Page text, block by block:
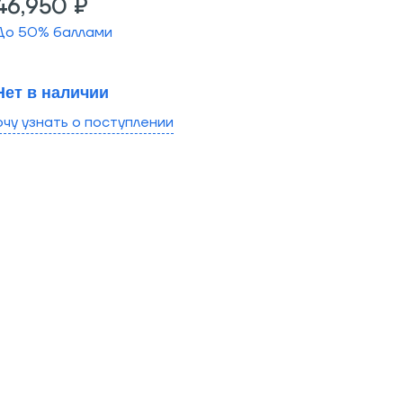
₽
50% баллами
в наличии
узнать о поступлении